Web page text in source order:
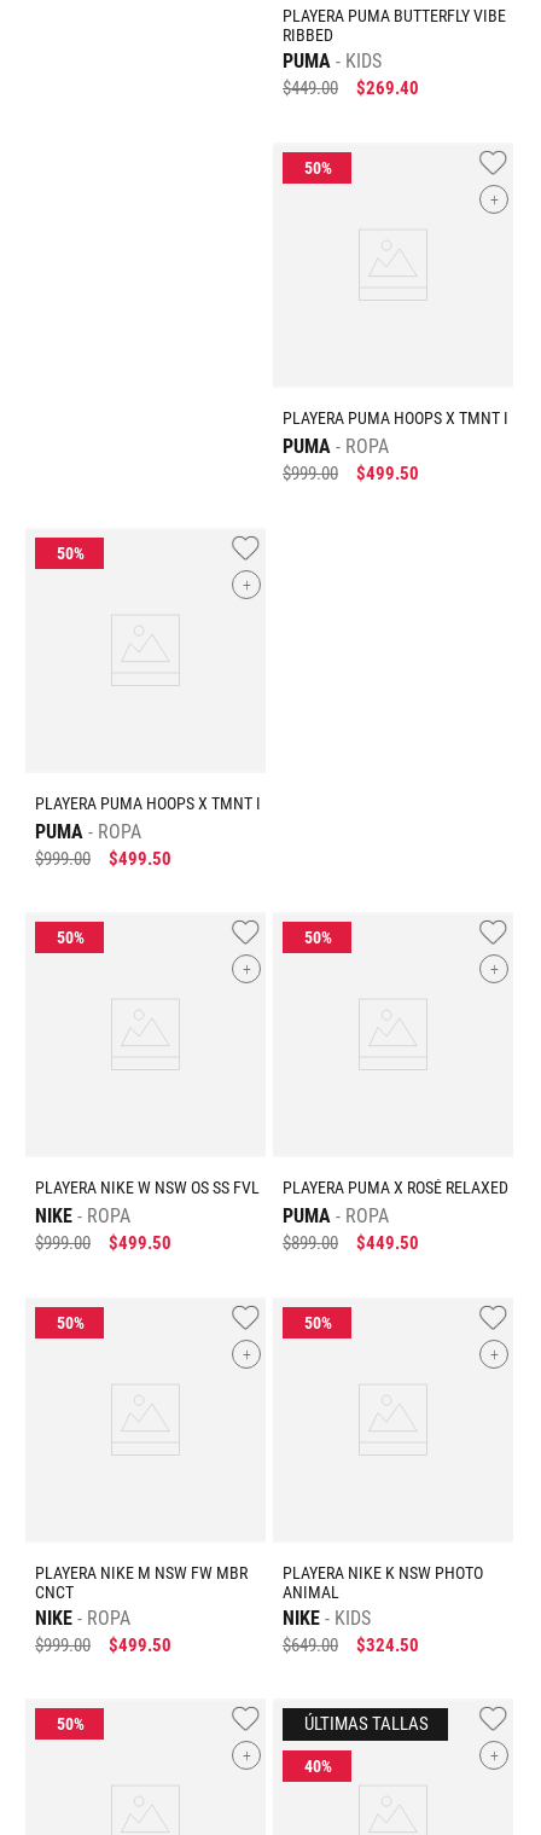
PLAYERA PUMA BUTTERFLY VIBE
RIBBED
PUMA KIDS
$449.00 $269.40
+
PLAYERA PUMA HOOPS X TMNT I
PUMA ROPA
$999.00 $499.50
+
PLAYERA PUMA HOOPS X TMNT I
PUMA ROPA
$999.00 $499.50
+
PLAYERA NIKE W NSW OS SS FVL
NIKE ROPA
$999.00 $499.50
+
PLAYERA PUMA X ROSÉ RELAXED
PUMA ROPA
$899.00 $449.50
+
PLAYERA NIKE M NSW FW MBR
CNCT
NIKE ROPA
$999.00 $499.50
+
PLAYERA NIKE K NSW PHOTO
ANIMAL
NIKE KIDS
$649.00 $324.50
+ +